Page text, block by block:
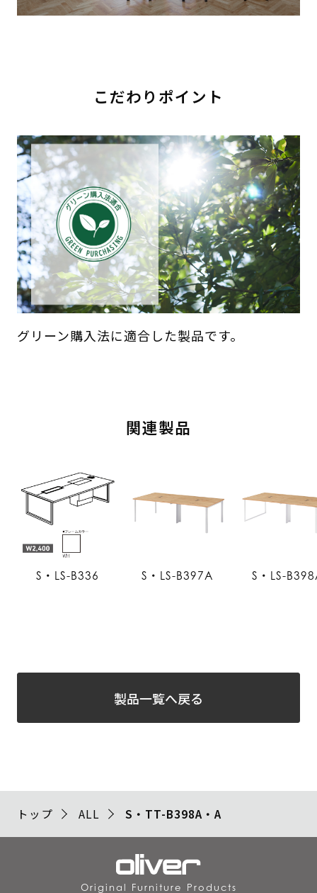
こだわりポイント
グリーン購入法に適合した製品です。
関連製品
S・LS-B336 S・LS-B397A S・LS-
製品一覧へ戻る
トップ ALL S・TT-B398A・A
Original Furniture Products